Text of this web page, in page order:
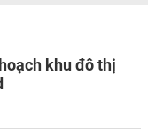
khu đô thị